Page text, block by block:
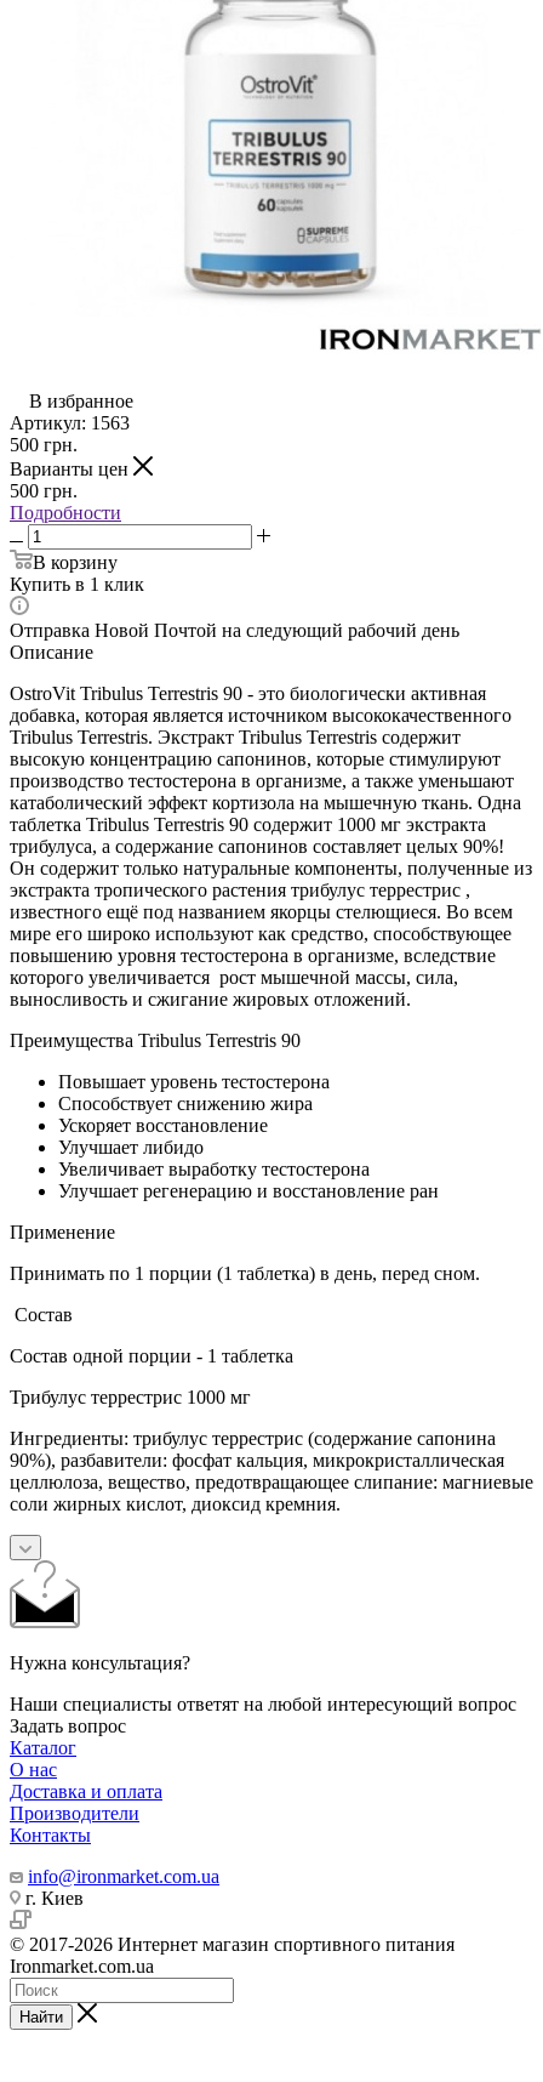
В избранное
Артикул: 1563
500 грн.
Варианты цен
500 грн.
Подробности
В корзину
Купить в 1 клик
Отправка Новой Почтой на следующий рабочий день
Описание
OstroVit Tribulus Terrestris 90 - это биологически активная
добавка, которая является источником высококачественного
Tribulus Terrestris. Экстракт Tribulus Terrestris содержит
высокую концентрацию сапонинов, которые стимулируют
производство тестостерона в организме, а также уменьшают
катаболический эффект кортизола на мышечную ткань. Одна
таблетка Tribulus Terrestris 90 содержит 1000 мг экстракта
трибулуса, а содержание сапонинов составляет целых 90%!
Он содержит только натуральные компоненты, полученные из
экстракта тропического растения трибулус террестрис ,
известного ещё под названием якорцы стелющиеся. Во всем
мире его широко используют как средство, способствующее
повышению уровня тестостерона в организме, вследствие
которого увеличивается рост мышечной массы, сила,
выносливость и сжигание жировых отложений.
Преимущества Tribulus Terrestris 90
Повышает уровень тестостерона
Способствует снижению жира
Ускоряет восстановление
Улучшает либидо
Увеличивает выработку тестостерона
Улучшает регенерацию и восстановление ран
Применение
Принимать по 1 порции (1 таблетка) в день, перед сном.
Состав
Состав одной порции - 1 таблетка
Трибулус террестрис 1000 мг
Ингредиенты: трибулус террестрис (содержание сапонина
90%), разбавители: фосфат кальция, микрокристаллическая
целлюлоза, вещество, предотвращающее слипание: магниевые
соли жирных кислот, диоксид кремния.
Нужна консультация?
Наши специалисты ответят на любой интересующий вопрос
Задать вопрос
Каталог
О нас
Доставка и оплата
Производители
Контакты
info@ironmarket.com.ua
г. Киев
© 2017-2026 Интернет магазин спортивного питания
Ironmarket.com.ua
Найти